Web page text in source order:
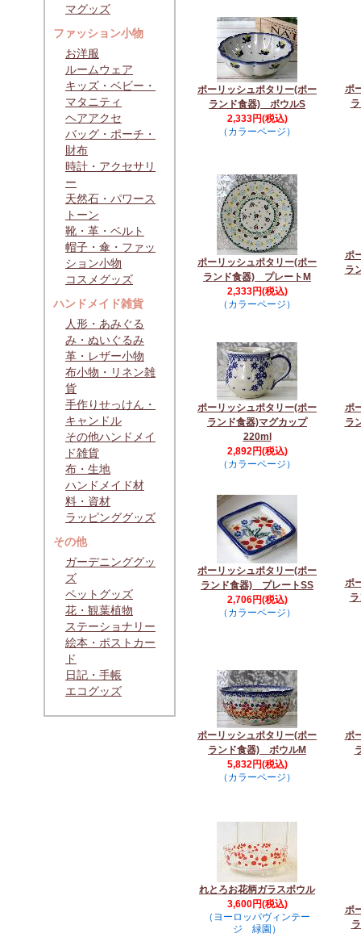
マグッズ
ファッション小物
お洋服
ルームウェア
キッズ・ベビー・
マタニティ
ヘアアクセ
バッグ・ポーチ・
財布
時計・アクセサリ
ー
天然石・パワース
トーン
靴・革・ベルト
帽子・傘・ファッ
ション小物
コスメグッズ
ハンドメイド雑貨
人形・あみぐる
み・ぬいぐるみ
革・レザー小物
布小物・リネン雑
貨
手作りせっけん・
キャンドル
その他ハンドメイ
ド雑貨
布・生地
ハンドメイド材
料・資材
ラッピンググッズ
その他
ガーデニンググッ
ズ
ペットグッズ
花・観葉植物
ステーショナリー
絵本・ポストカー
ド
日記・手帳
エコグッズ
ポーリッシュポタリー(ポー
ランド食器) ボウルS
2,333円(税込)
（カラーページ）
ポ
ポーリッシュポタリー(ポー
ランド食器) プレートM
2,333円(税込)
（カラーページ）
ポ
ラ
ポーリッシュポタリー(ポー
ランド食器)マグカップ
220ml
2,892円(税込)
（カラーページ）
ポ
ラ
ポーリッシュポタリー(ポー
ランド食器) プレートSS
2,706円(税込)
（カラーページ）
ポ
ポーリッシュポタリー(ポー
ランド食器) ボウルM
5,832円(税込)
（カラーページ）
ポ
れとろお花柄ガラスボウル
3,600円(税込)
（ヨーロッパヴィンテー
ジ 緑園）
ポ